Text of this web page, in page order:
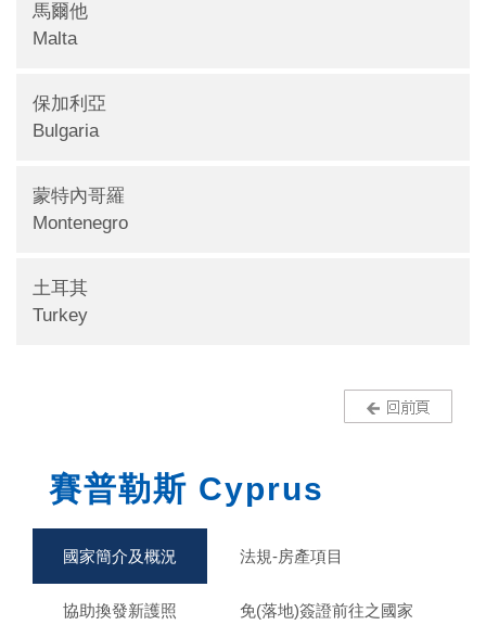
馬爾他
Malta
保加利亞
Bulgaria
蒙特內哥羅
Montenegro
土耳其
Turkey
賽普勒斯 Cyprus
國家簡介及概況 法規-房產項目
協助換發新護照 免(落地)簽證前往之國家